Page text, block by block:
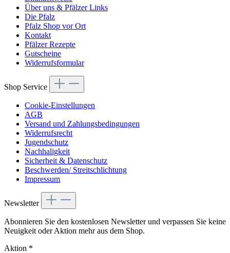
Über uns & Pfälzer Links
Die Pfalz
Pfalz Shop vor Ort
Kontakt
Pfälzer Rezepte
Gutscheine
Widerrufsformular
Shop Service
Cookie-Einstellungen
AGB
Versand und Zahlungsbedingungen
Widerrufsrecht
Jugendschutz
Nachhaligkeit
Sicherheit & Datenschutz
Beschwerden/ Streitschlichtung
Impressum
Newsletter
Abonnieren Sie den kostenlosen Newsletter und verpassen Sie keine
Neuigkeit oder Aktion mehr aus dem Shop.
Aktion *